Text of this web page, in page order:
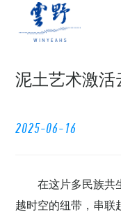
泥土艺术激
2025-06-16
在这片多民族共
越时空的纽带，串联